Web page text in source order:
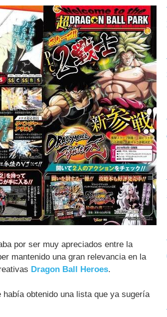
por ser muy apreciados entre la
mantenido una gran relevancia en la
Dragon Ball Heroes.
había obtenido una lista que ya sugería